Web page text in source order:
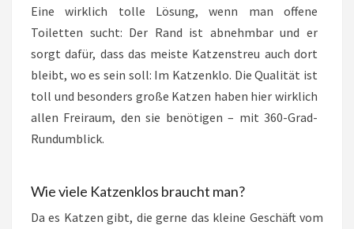
Eine wirklich tolle Lösung, wenn man offene
Toiletten sucht: Der Rand ist abnehmbar und er
sorgt dafür, dass das meiste Katzenstreu auch dort
bleibt, wo es sein soll: Im Katzenklo. Die Qualität ist
toll und besonders große Katzen haben hier wirklich
allen Freiraum, den sie benötigen – mit 360-Grad-
Rundumblick.
Wie viele Katzenklos braucht man?
Da es Katzen gibt, die gerne das kleine Geschäft vom